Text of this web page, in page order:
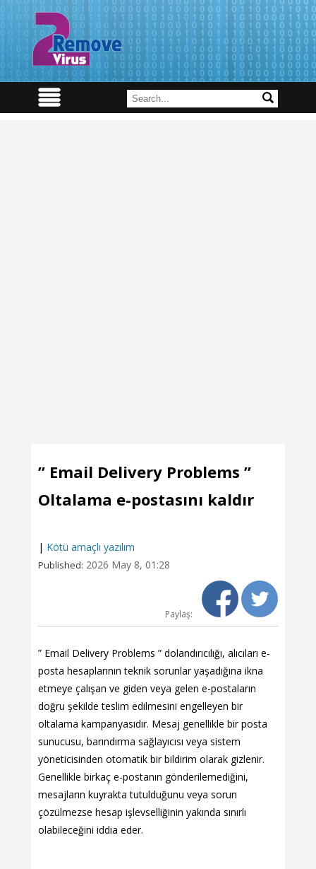
” Email Delivery Problems ”
Oltalama e-postasını kaldır
| Kötü amaçlı yazılım
Published: 2026 May 8, 01:28
Paylaş:
” Email Delivery Problems ” dolandırıcılığı, alıcıları e-
posta hesaplarının teknik sorunlar yaşadığına ikna
etmeye çalışan ve giden veya gelen e-postaların
doğru şekilde teslim edilmesini engelleyen bir
oltalama kampanyasıdır. Mesaj genellikle bir posta
sunucusu, barındırma sağlayıcısı veya sistem
yöneticisinden otomatik bir bildirim olarak gizlenir.
Genellikle birkaç e-postanın gönderilemediğini,
mesajların kuyrakta tutulduğunu veya sorun
çözülmezse hesap işlevselliğinin yakında sınırlı
olabileceğini iddia eder.